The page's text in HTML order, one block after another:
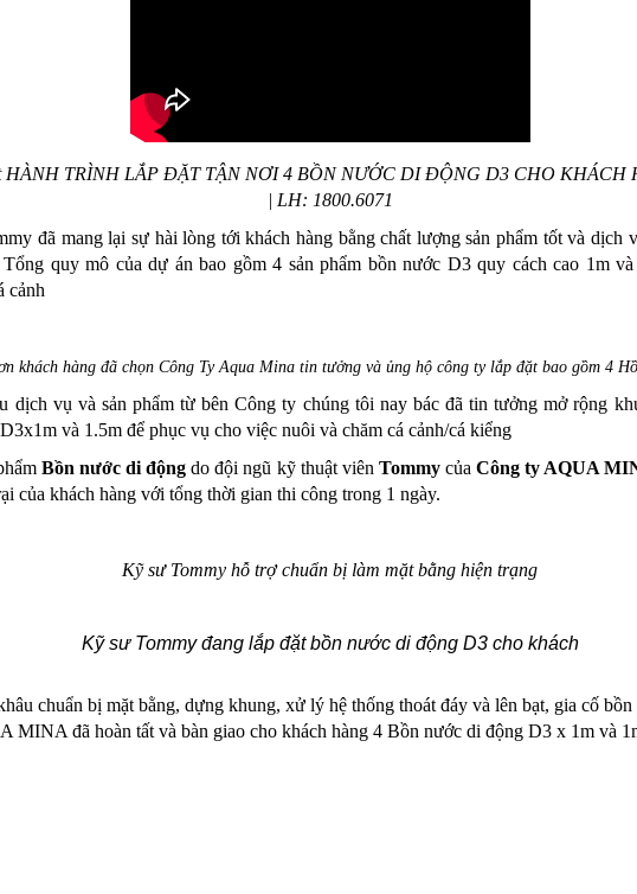
HÀNH TRÌNH LẮP ĐẶT TẬN NƠI 4 BỒN NƯỚC DI ĐỘNG D3 CHO KHÁCH
| LH: 1800.6071
đã mang lại sự hài lòng tới khách hàng bằng chất lượng sản phẩm tốt và dịch
quy mô của dự án bao gồm 4 sản phẩm bồn nước D3 quy cách cao 1m
cảnh
khách hàng đã chọn Công Ty Aqua Mina tin tưởng và ủng hộ công ty lắp đặt bao gồm 4
dịch vụ và sản phẩm từ bên Công ty chúng tôi nay bác đã tin tưởng mở rộng
và 1.5m để phục vụ cho việc nuôi và chăm cá cảnh/cá kiểng
Bồn nước di động do đội ngũ kỹ thuật viên Tommycủa Công ty AQUA
của khách hàng với tổng thời gian thi công trong 1 ngày.
Kỹ sư Tommy hỗ trợ chuẩn bị làm mặt bằng hiện trạng
Kỹ sư Tommy đang lắp đặt bồn nước di động D3 cho khách
chuẩn bị mặt bằng, dựng khung, xử lý hệ thống thoát đáy và lên bạt, gia cố
MINA đã hoàn tất và bàn giao cho khách hàng 4 Bồn nước di động D3 x 1m và